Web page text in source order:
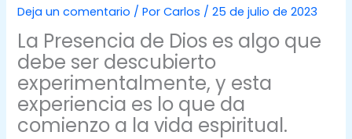
Deja un comentario / PorCarlos /25 de julio de 2023
La Presencia de Dios es algo que
debe ser descubierto
experimentalmente, y esta
experiencia es lo que da
comienzo a la vida espiritual.